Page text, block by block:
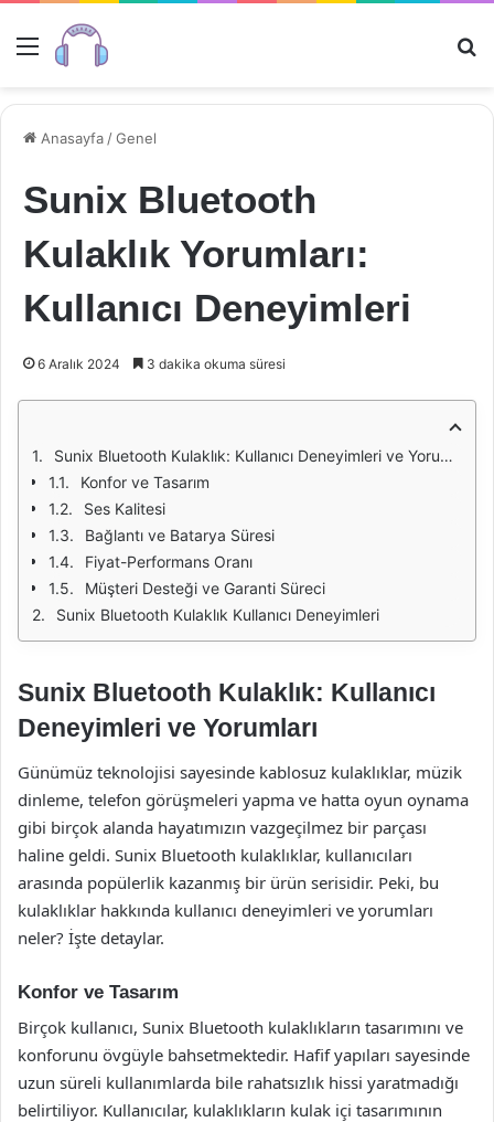
Menü
Anasayfa /Genel
Sunix Bluetooth
Kulaklık Yorumları:
Kullanıcı Deneyimleri
6 Aralık 2024 3 dakika okuma süresi
Sunix Bluetooth Kulaklık: Kullanıcı Deneyimleri ve Yorumları
Konfor ve Tasarım
Ses Kalitesi
Bağlantı ve Batarya Süresi
Fiyat-Performans Oranı
Müşteri Desteği ve Garanti Süreci
Sunix Bluetooth Kulaklık Kullanıcı Deneyimleri
Sunix Bluetooth Kulaklık: Kullanıcı
Deneyimleri ve Yorumları
Günümüz teknolojisi sayesinde kablosuz kulaklıklar, müzik
dinleme, telefon görüşmeleri yapma ve hatta oyun oynama
gibi birçok alanda hayatımızın vazgeçilmez bir parçası
haline geldi. Sunix Bluetooth kulaklıklar, kullanıcıları
arasında popülerlik kazanmış bir ürün serisidir. Peki, bu
kulaklıklar hakkında kullanıcı deneyimleri ve yorumları
neler? İşte detaylar.
Konfor ve Tasarım
Birçok kullanıcı, Sunix Bluetooth kulaklıkların tasarımını ve
konforunu övgüyle bahsetmektedir. Hafif yapıları sayesinde
uzun süreli kullanımlarda bile rahatsızlık hissi yaratmadığı
belirtiliyor. Kullanıcılar, kulaklıkların kulak içi tasarımının